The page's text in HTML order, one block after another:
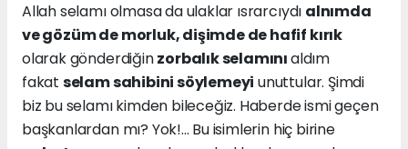
Allah selamı olmasa da ulaklar ısrarcıydı alnımda
ve gözüm de morluk, dişimde de hafif kırık
olarak gönderdiğinzorbalık selamınıaldım
fakat selam sahibini söylemeyi unuttular. Şimdi
biz bu selamı kimden bileceğiz. Haberde ismi geçen
başkanlardan mı? Yok!... Bu isimlerin hiç birine